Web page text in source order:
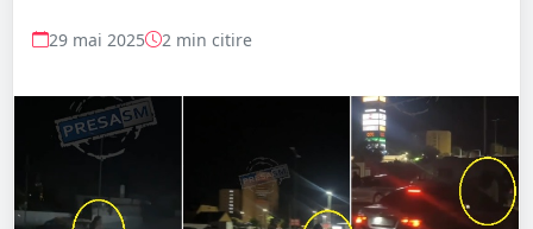
29 mai 2025 2 min citire